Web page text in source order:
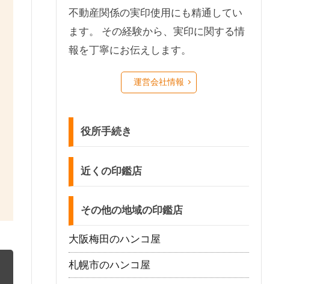
不動産関係の実印使用にも精通してい
ます。 その経験から、実印に関する情
報を丁寧にお伝えします。
運営会社情報
役所手続き
近くの印鑑店
その他の地域の印鑑店
大阪梅田のハンコ屋
札幌市のハンコ屋